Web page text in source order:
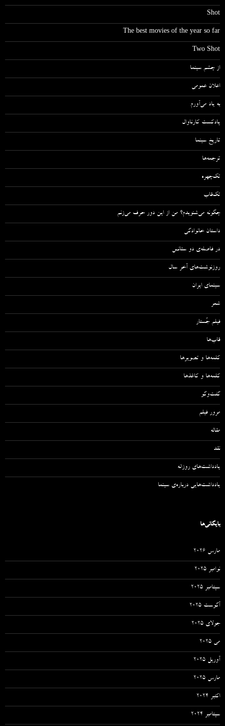
Shot
The best movies of the year so far
Two Shot
از چشم سینما
اعلان عمومی
به یاد می‌آورم
پادکست کارناوال
تاریخ سینما
ترجمه‌ها
تک‌چهره
تک‌قاب
چگونه می‌شنویدم؟ من از این دور حرف می‌زنم
داستان خانوادگی
در فاصله‌ی دو سئانس
روزنوشت‌های آخر سال
سینمای ایران
شعر
فیلم جُستار
قاب‌ها
کلمه‌ها و تصویرها
کلمه‌ها و کاغذها
گفت‌وگو
مرور فیلم
مقاله‌
نقد
یادداشت‌های روزانه
یادداشت‌هایی درباره‌ی سینما
بایگانی‌ها
مارس 2026
نوامبر 2025
سپتامبر 2025
آگوست 2025
جولای 2025
می 2025
آوریل 2025
مارس 2025
اکتبر 2024
سپتامبر 2024